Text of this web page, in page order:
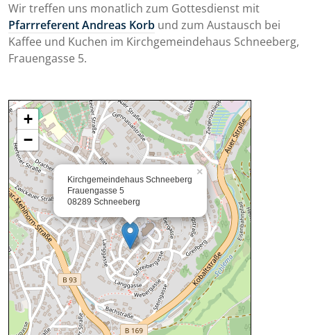
Wir treffen uns monatlich zum Gottesdienst mit
Pfarrreferent Andreas Korb und zum Austausch bei
Kaffee und Kuchen im Kirchgemeindehaus Schneeberg,
Frauengasse 5.